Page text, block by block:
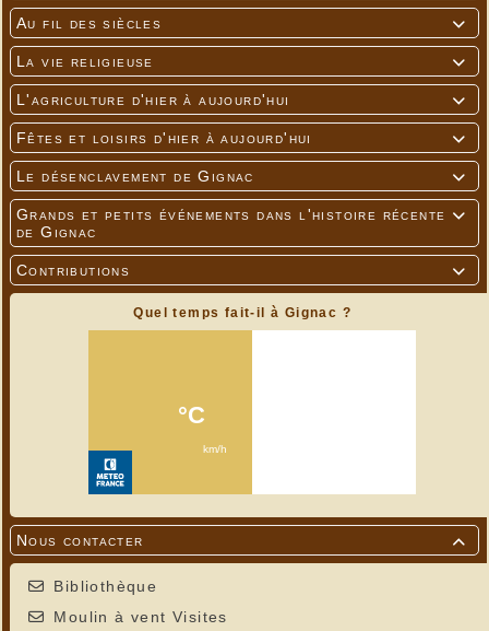

Au fil des siècles

La vie religieuse

L'agriculture d'hier à aujourd'hui

Fêtes et loisirs d'hier à aujourd'hui

Le désenclavement de Gignac

Grands et petits événements dans l'histoire récente
de Gignac

Contributions
Quel temps fait-il à Gignac ?

Nous contacter
Bibliothèque
Moulin à vent Visites